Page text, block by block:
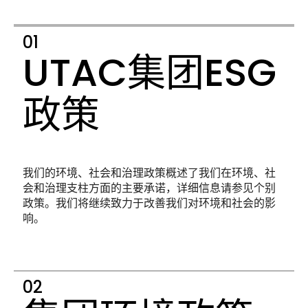
UTAC集团ESG
政策
我们的环境、社会和治理政策概述了我们在环境、社
会和治理支柱方面的主要承诺，详细信息请参见个别
政策。我们将继续致力于改善我们对环境和社会的影
响。